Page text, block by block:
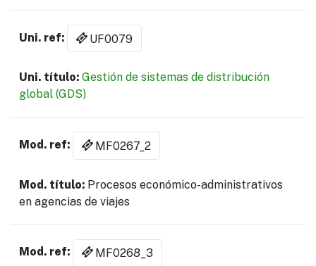
UF0079
Gestión de sistemas de distribución
global (GDS)
MF0267_2
Procesos económico-administrativos
en agencias de viajes
MF0268_3